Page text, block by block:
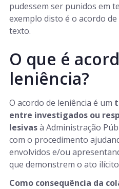
pudessem ser punidos em
exemplo disto é o acordo
texto.
O que é
leniência?
O acordo de leniência é um
entre investigados ou
lesivasà Administração
com o procedimento
envolvidos e/ou
que demonstrem o ato
Como consequência da